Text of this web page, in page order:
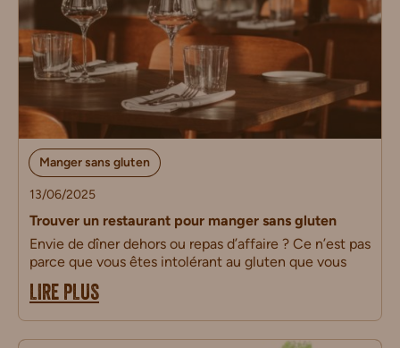
Manger sans gluten
13/06/2025
Trouver un restaurant pour manger sans gluten
Envie de dîner dehors ou repas d’affaire ? Ce n’est pas
parce que vous êtes intolérant au gluten que vous
LIRE PLUS